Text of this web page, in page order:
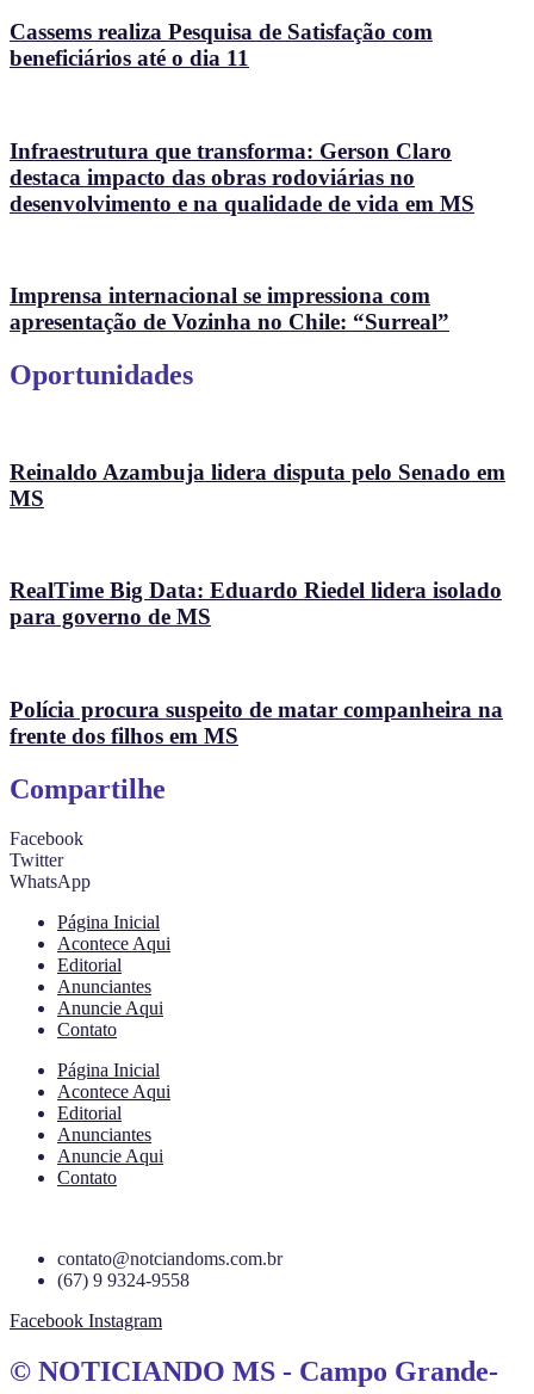
Cassems realiza Pesquisa de Satisfação com
beneficiários até o dia 11
Infraestrutura que transforma: Gerson Claro
destaca impacto das obras rodoviárias no
desenvolvimento e na qualidade de vida em MS
Imprensa internacional se impressiona com
apresentação de Vozinha no Chile: “Surreal”
Oportunidades
Reinaldo Azambuja lidera disputa pelo Senado em
MS
RealTime Big Data: Eduardo Riedel lidera isolado
para governo de MS
Polícia procura suspeito de matar companheira na
frente dos filhos em MS
Compartilhe
Facebook
Twitter
WhatsApp
Página Inicial
Acontece Aqui
Editorial
Anunciantes
Anuncie Aqui
Contato
Página Inicial
Acontece Aqui
Editorial
Anunciantes
Anuncie Aqui
Contato
contato@notciandoms.com.br
(67) 9 9324-9558
Facebook Instagram
© NOTICIANDO MS - Campo Grande-